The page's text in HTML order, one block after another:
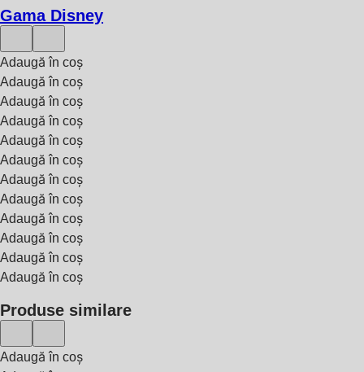
Gama Disney
Adaugă în coș
Adaugă în coș
Adaugă în coș
Adaugă în coș
Adaugă în coș
Adaugă în coș
Adaugă în coș
Adaugă în coș
Adaugă în coș
Adaugă în coș
Adaugă în coș
Adaugă în coș
Produse similare
Adaugă în coș